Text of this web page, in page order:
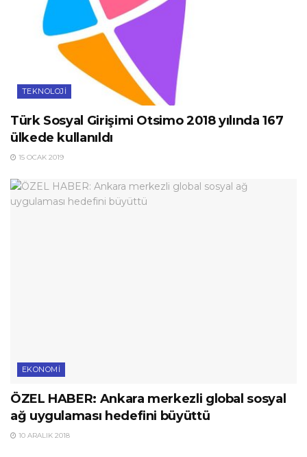
TEKNOLOJI
Türk Sosyal Girişimi Otsimo 2018 yılında 167
ülkede kullanıldı
15 OCAK 2019
EKONOMI
ÖZEL HABER: Ankara merkezli global sosyal
ağ uygulaması hedefini büyüttü
10 ARALIK 2018